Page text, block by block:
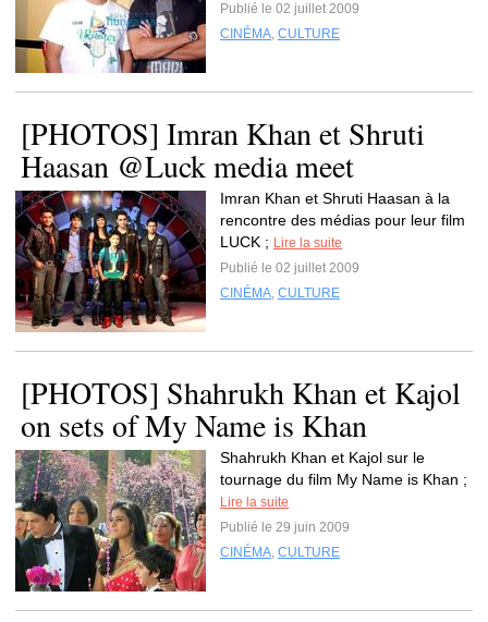
Publié le 02 juillet 2009
CINÉMA, CULTURE
[PHOTOS] Imran Khan et Shruti
Haasan @Luck media meet
Imran Khan et Shruti Haasan à la
rencontre des médias pour leur film
LUCK ; Lire la suite
Publié le 02 juillet 2009
CINÉMA, CULTURE
[PHOTOS] Shahrukh Khan et Kajol
on sets of My Name is Khan
Shahrukh Khan et Kajol sur le
tournage du film My Name is Khan ;
Lire la suite
Publié le 29 juin 2009
CINÉMA, CULTURE